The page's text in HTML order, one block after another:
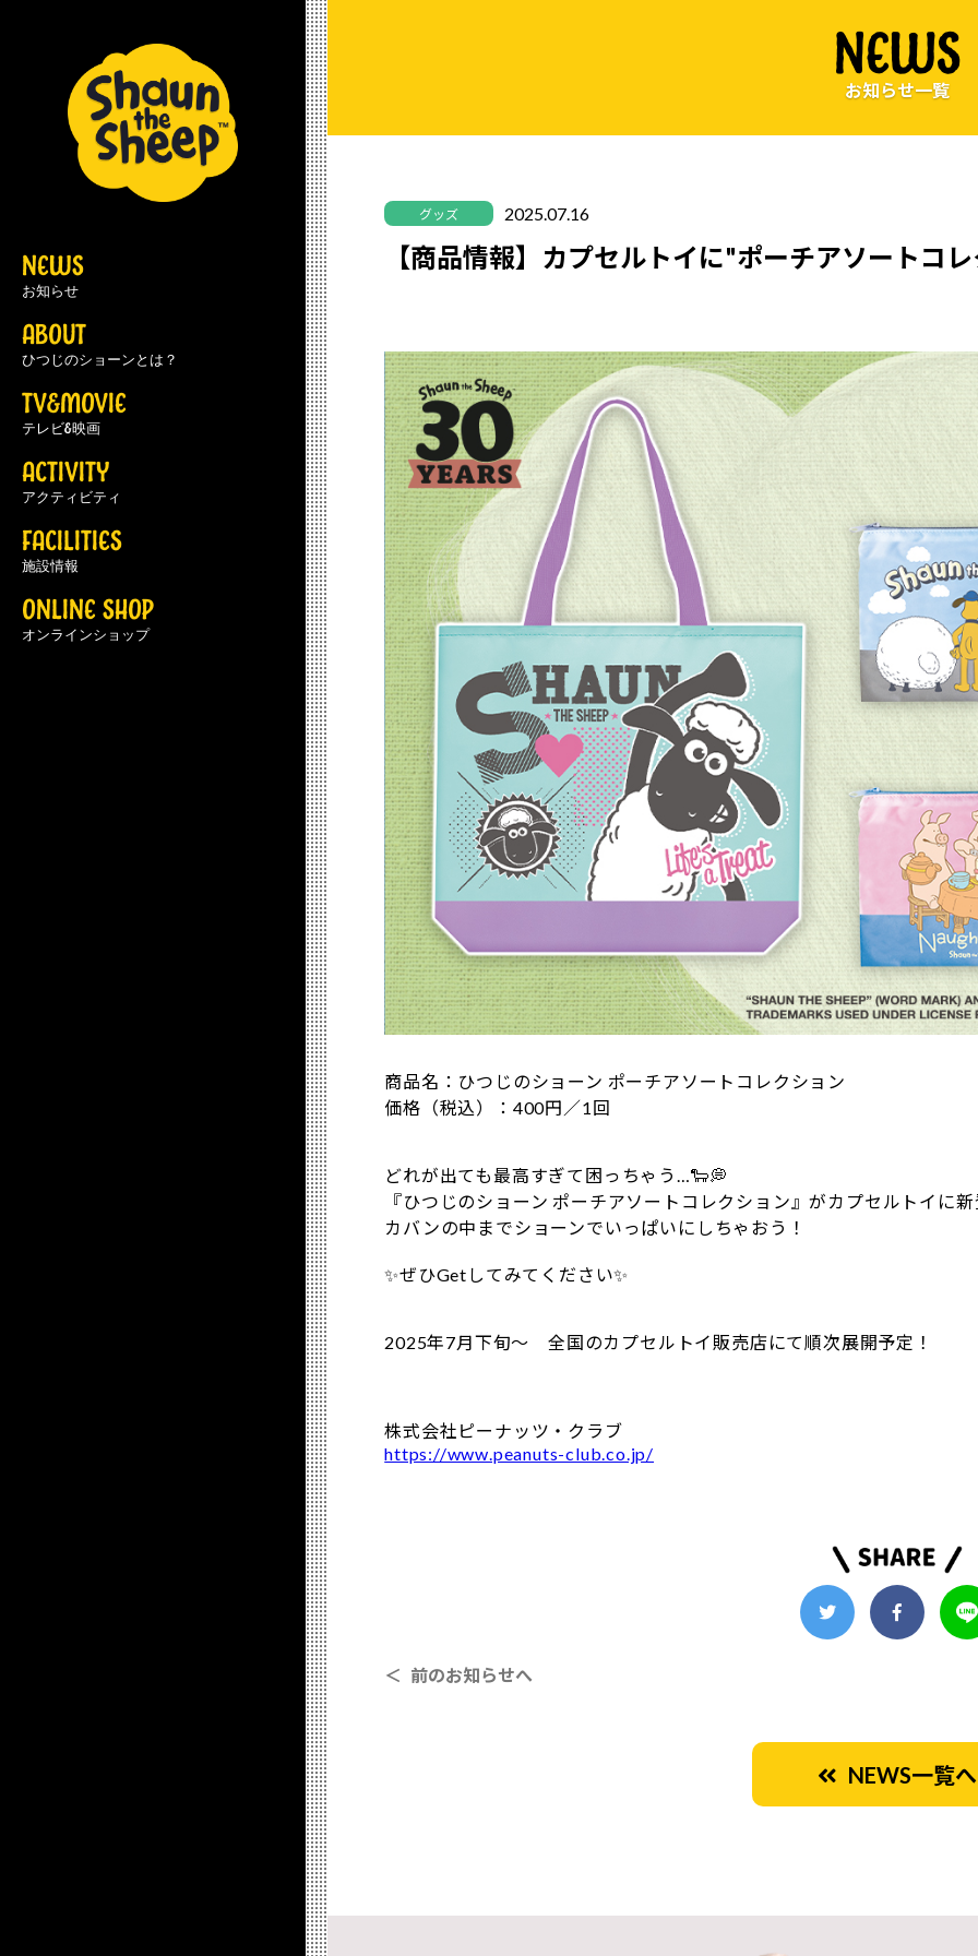
NEWS
お知らせ
ABOUT
ひつじのショーンとは？
TV&MOVIE
テレビ&映画
ACTIVITY
アクティビティ
FACILITIES
施設情報
ONLINE SHOP
オンラインショップ
NEWS
お知らせ一覧
グッズ 2025.07.16
【商品情報】カプセルトイに"ポーチアソートコ
商品名：ひつじのショーン ポーチアソートコレクション
価格（税込）：400円／1回
どれが出ても最高すぎて困っちゃう…🐑💭
『ひつじのショーン ポーチアソートコレクション』がカプセルトイに
カバンの中までショーンでいっぱいにしちゃおう！
✨ぜひGetしてみてください✨
2025年7月下旬～ 全国のカプセルトイ販売店にて順次展開予定！
株式会社ピーナッツ・クラブ
https://www.peanuts-club.co.jp/
＜ 前のお知らせへ
NEWS一覧へ